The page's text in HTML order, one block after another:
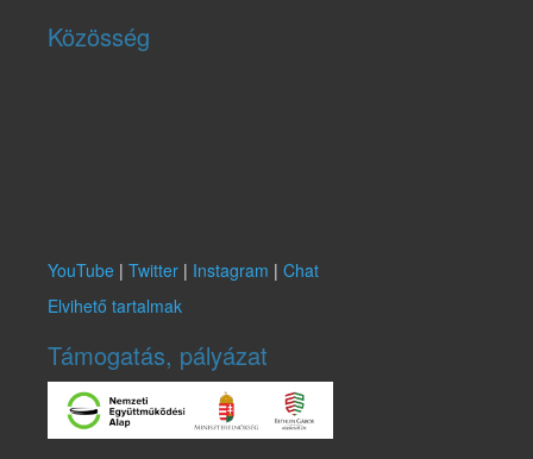
Közösség
YouTube | Twitter | Instagram | Chat
Elvihető tartalmak
Támogatás, pályázat